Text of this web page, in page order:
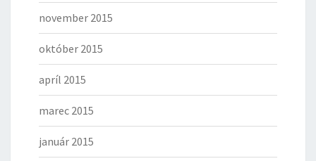
november 2015
október 2015
apríl 2015
marec 2015
január 2015